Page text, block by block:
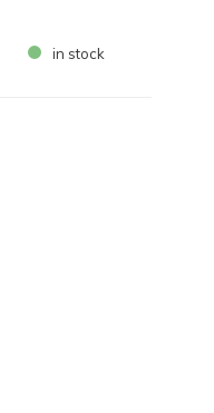
in stock